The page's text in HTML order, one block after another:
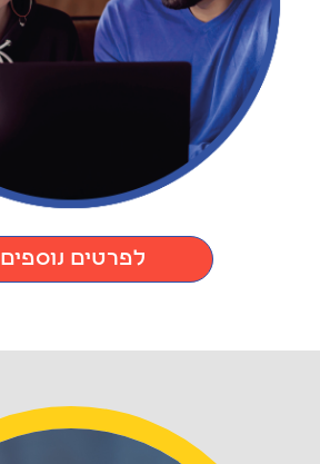
לפרטים נוספים